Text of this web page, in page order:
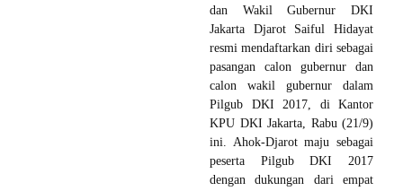
dan Wakil Gubernur DKI
Jakarta Djarot Saiful Hidayat
resmi mendaftarkan diri sebagai
pasangan calon gubernur dan
calon wakil gubernur dalam
Pilgub DKI 2017, di Kantor
KPU DKI Jakarta, Rabu (21/9)
ini. Ahok-Djarot maju sebagai
peserta Pilgub DKI 2017
dengan dukungan dari empat